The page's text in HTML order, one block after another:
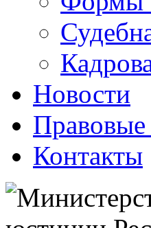
Новости
Правовые
Контакты